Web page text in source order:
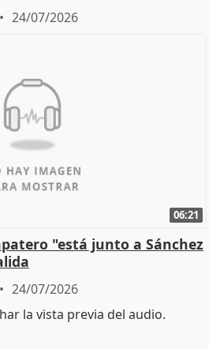
24/07/2026
06:21
"está junto a Sánchez
24/07/2026